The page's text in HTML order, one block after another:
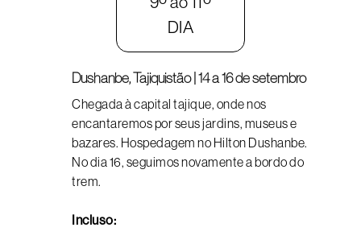
DIA
Dushanbe, Tajiquistão | 14 a 16 de setembro
Chegada à capital tajique, onde nos
encantaremos por seus jardins, museus e
bazares. Hospedagem no Hilton Dushanbe.
No dia 16, seguimos novamente a bordo do
trem.
Incluso: